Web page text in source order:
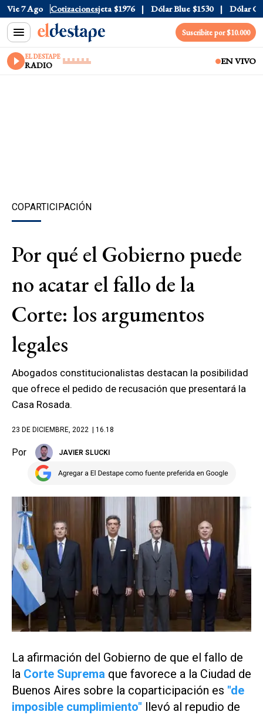
Vie 7 Ago Cotizaciones
$1520 Dólar Tarjeta $1976 Dólar Blue $1530 Dólar CCL
Suscribite por $10.000
EL DESTAPE
RADIO EN VIVO
COPARTICIPACIÓN
Por qué el Gobierno puede
no acatar el fallo de la
Corte: los argumentos
legales
Abogados constitucionalistas destacan la posibilidad
que ofrece el pedido de recusación que presentará la
Casa Rosada.
23 DE DICIEMBRE, 2022 | 16.18
Por JAVIER SLUCKI
La afirmación del Gobierno de que el fallo de
la Corte Suprema que favorece a la Ciudad de
Buenos Aires sobre la coparticipación es "de
imposible cumplimiento" llevó al repudio de